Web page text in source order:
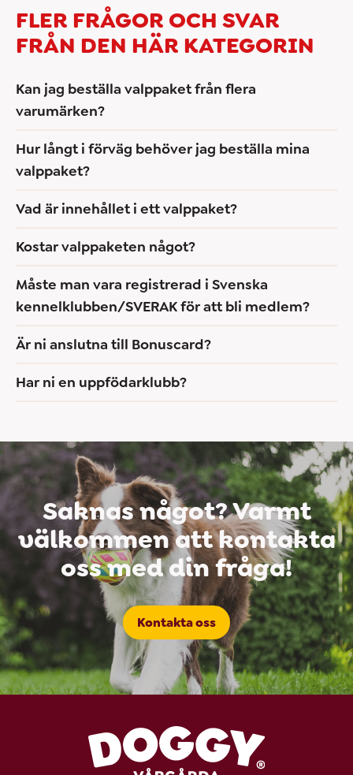
FLER FRÅGOR OCH SVAR
FRÅN DEN HÄR KATEGORIN
Kan jag beställa valppaket från flera
varumärken?
Hur långt i förväg behöver jag beställa mina
valppaket?
Vad är innehållet i ett valppaket?
Kostar valppaketen något?
Måste man vara registrerad i Svenska
kennelklubben/SVERAK för att bli medlem?
Är ni anslutna till Bonuscard?
Har ni en uppfödarklubb?
Saknas något? Varmt
välkommen att kontakta
oss med din fråga!
Kontakta oss